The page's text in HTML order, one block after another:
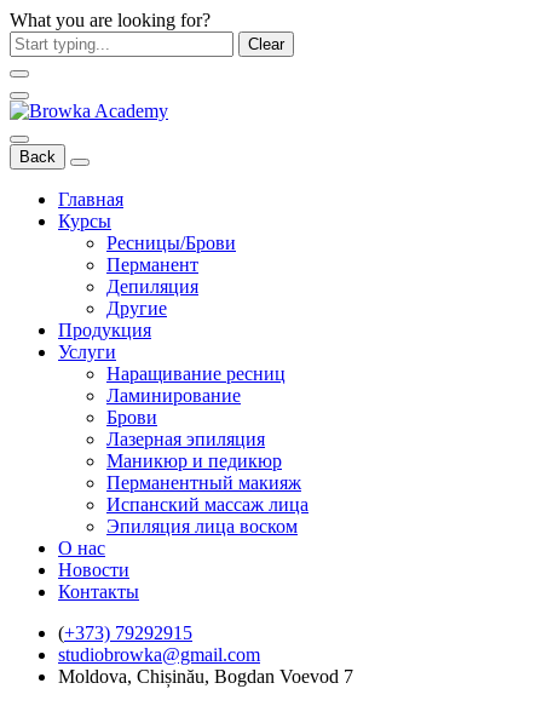
What you are looking for?
Clear
Back
Главная
Курсы
Ресницы/Брови
Перманент
Депиляция
Другие
Продукция
Услуги
Наращивание ресниц
Ламинирование
Брови
Лазерная эпиляция
Маникюр и педикюр
Перманентный макияж
Испанский массаж лица
Эпиляция лица воском
О нас
Новости
Контакты
(+373) 79292915
studiobrowka@gmail.com
Moldova, Chișinău, Bogdan Voevod 7